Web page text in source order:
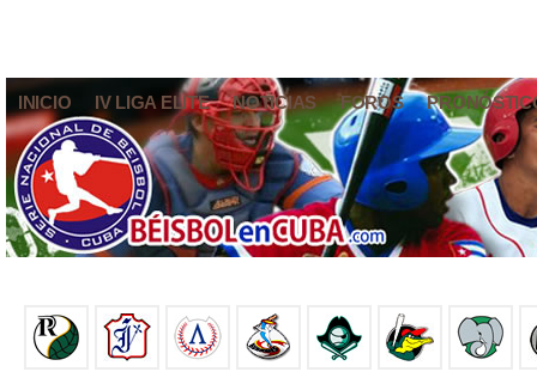
INICIO IV LIGA ELITE NOTICIAS FOROS